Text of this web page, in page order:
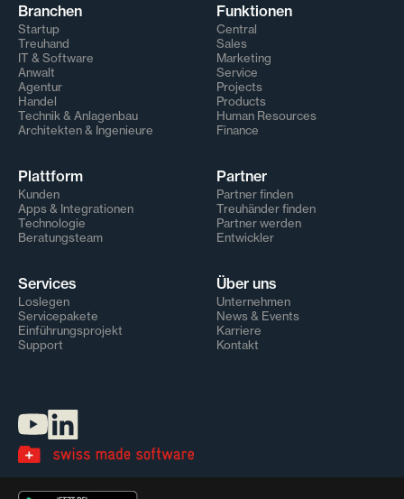
Branchen
Startup
Treuhand
IT & Software
Anwalt
Agentur
Handel
Technik & Anlagenbau
Architekten & Ingenieure
Funktionen
Central
Sales
Marketing
Service
Projects
Products
Human Resources
Finance
Plattform
Kunden
Apps & Integrationen
Technologie
Beratungsteam
Partner
Partner finden
Treuhänder finden
Partner werden
Entwickler
Services
Loslegen
Servicepakete
Einführungsprojekt
Support
Über uns
Unternehmen
News & Events
Karriere
Kontakt